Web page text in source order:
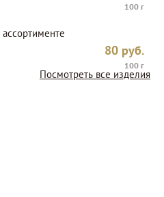
100 г
80 руб.
100 г
Посмотреть все изделия